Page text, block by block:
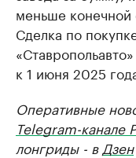
меньше конечной
Сделка по
к 1 июня 2025
Оперативные
Telegram-канале
лонгриды - в Дзен